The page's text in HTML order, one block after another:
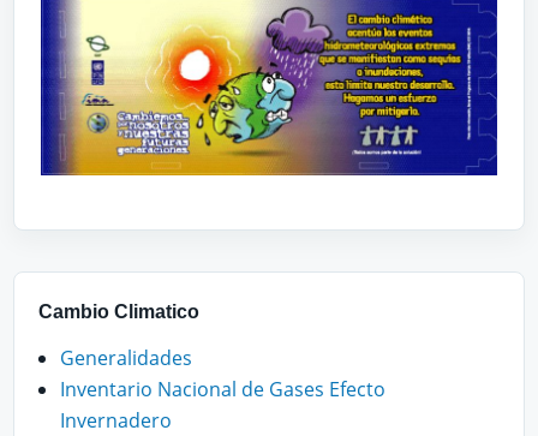
Cambio Climatico
Generalidades
Inventario Nacional de Gases Efecto
Invernadero